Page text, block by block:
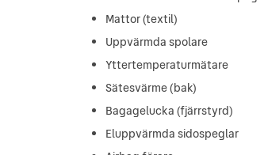
Mattor (textil)
Uppvärmda spolare
Yttertemperaturmätare
Sätesvärme (bak)
Bagagelucka (fjärrstyrd)
Eluppvärmda sidospeglar